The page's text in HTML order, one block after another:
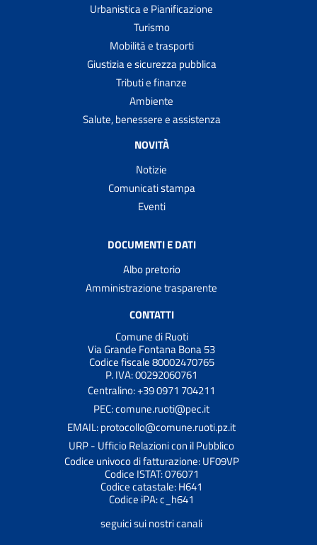
Urbanistica e Pianificazione
Turismo
Mobilità e trasporti
Giustizia e sicurezza pubblica
Tributi e finanze
Ambiente
Salute, benessere e assistenza
NOVITÀ
Notizie
Comunicati stampa
Eventi
DOCUMENTI E DATI
Albo pretorio
Amministrazione trasparente
CONTATTI
Comune di Ruoti
Via Grande Fontana Bona 53
Codice fiscale 80002470765
P. IVA: 00292060761
Centralino: +39 0971 704211
PEC: comune.ruoti@pec.it
EMAIL: protocollo@comune.ruoti.pz.it
URP - Ufficio Relazioni con il Pubblico
Codice univoco di fatturazione: UF09VP
Codice ISTAT: 076071
Codice catastale: H641
Codice iPA: c_h641
seguici sui nostri canali